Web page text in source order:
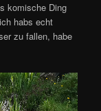
komische Ding
habs echt
zu fallen, habe